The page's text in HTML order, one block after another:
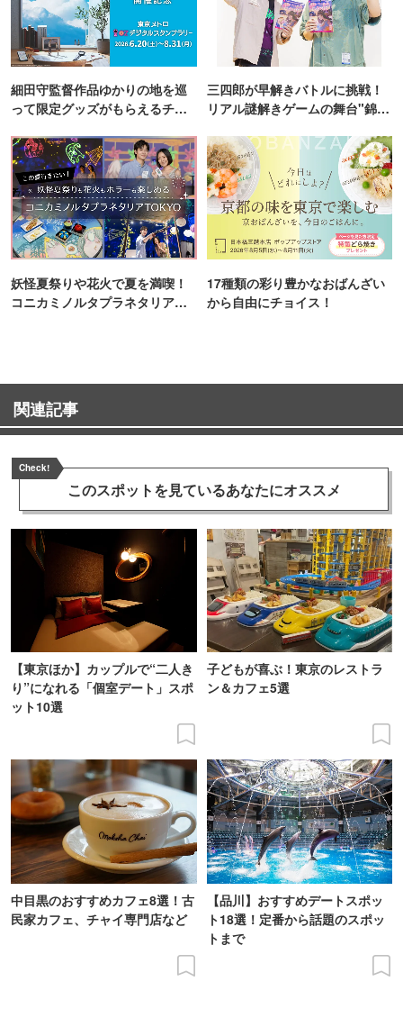
細田守監督作品ゆかりの地を巡
って限定グッズがもらえるチャ
三四郎が早解きバトルに挑戦！
リアル謎解きゲームの舞台"錦糸
妖怪夏祭りや花火で夏を満喫！
コニカミノルタプラネタリア
17種類の彩り豊かなおばんざい
から自由にチョイス！
関連記事
Check!
このスポットを見ているあなたにオススメ
【東京ほか】カップルで“二人き
り”になれる「個室デート」スポ
ット10選
子どもが喜ぶ！東京のレストラ
ン＆カフェ5選
中目黒のおすすめカフェ8選！古
民家カフェ、チャイ専門店など
【品川】おすすめデートスポッ
ト18選！定番から話題のスポッ
トまで